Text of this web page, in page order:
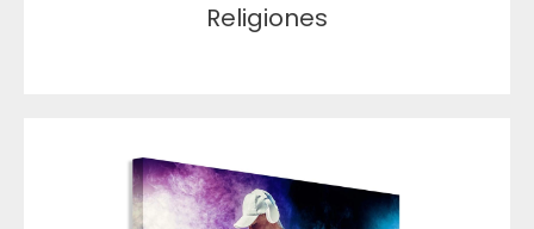
Religiones